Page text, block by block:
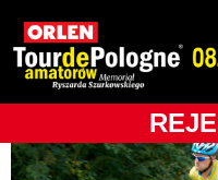
Tour de
Amatorów